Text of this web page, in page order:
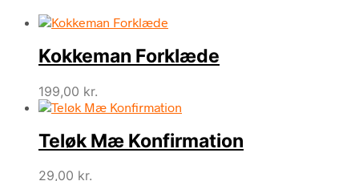
Kokkeman Forklæde
199,00 kr.
Teløk Mæ Konfirmation
29,00 kr.